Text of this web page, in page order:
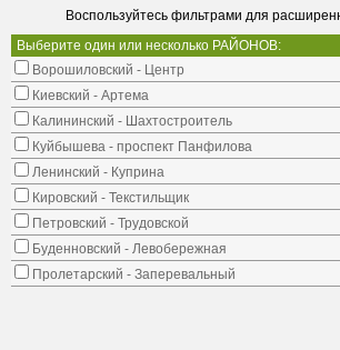
Воспользуйтесь фильтрами для
Выберите один или несколько РАЙОНОВ:
Ворошиловский - Центр
Киевский - Артема
Калининский - Шахтостроитель
Куйбышева - проспект Панфилова
Ленинский - Куприна
Кировский - Текстильщик
Петровский - Трудовской
Буденновский - Левобережная
Пролетарский - Заперевальный